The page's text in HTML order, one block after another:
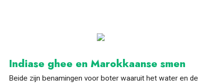
Indiase ghee en Marokkaanse smen
Beide zijn benamingen voor boter waaruit het water en de